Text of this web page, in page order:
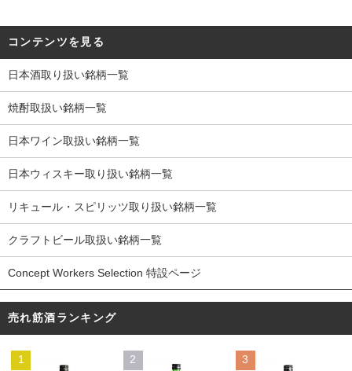
コンテンツを見る
日本酒取り扱い銘柄一覧
焼酎取扱い銘柄一覧
日本ワイン取扱い銘柄一覧
日本ウィスキー取り扱い銘柄一覧
リキュール・スピリッツ取り扱い銘柄一覧
クラフトビール取扱い銘柄一覧
Concept Workers Selection 特設ページ
売れ筋酒ランキング
1 2 3